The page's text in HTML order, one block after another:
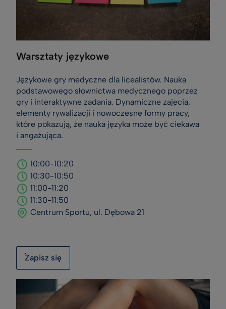
Warsztaty językowe
Językowe gry medyczne dla licealistów. Nauka
podstawowego słownictwa medycznego poprzez
gry i interaktywne zadania. Dynamiczne zajęcia,
elementy rywalizacji i nowoczesne formy pracy,
które pokazują, że nauka języka może być ciekawa
i angażująca.
10:00-10:20
10:30-10:50
11:00-11:20
11:30-11:50
Centrum Sportu, ul. Dębowa 21
Zapisz się